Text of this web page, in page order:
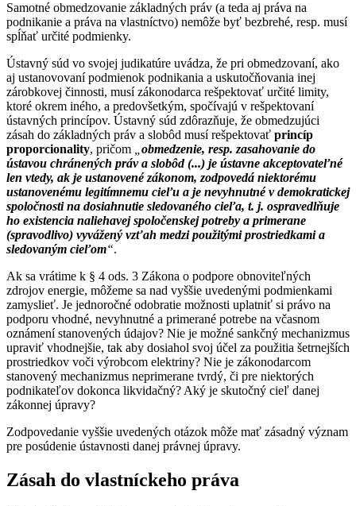
Samotné obmedzovanie základných práv (a teda aj práva na
podnikanie a práva na vlastníctvo) nemôže byť bezbrehé, resp. musí
spĺňať určité podmienky.
Ústavný súd vo svojej judikatúre uvádza, že pri obmedzovaní, ako
aj ustanovovaní podmienok podnikania a uskutočňovania inej
zárobkovej činnosti, musí zákonodarca rešpektovať určité limity,
ktoré okrem iného, a predovšetkým, spočívajú v rešpektovaní
ústavných princípov. Ústavný súd zdôrazňuje, že obmedzujúci
zásah do základných práv a slobôd musí rešpektovať princíp
proporcionality, pričom
obmedzenie, resp. zasahovanie do
ústavou chránených práv a slobôd (...) je ústavne akceptovateľné
len vtedy, ak je ustanovené zákonom, zodpovedá niektorému
ustanovenému legitímnemu cieľu a je nevyhnutné v demokratickej
spoločnosti na dosiahnutie sledovaného cieľa, t. j. ospravedlňuje
ho existencia naliehavej spoločenskej potreby a primerane
(spravodlivo) vyvážený vzťah medzi použitými prostriedkami a
sledovaným cieľom“.
Ak sa vrátime k § 4 ods. 3 Zákona o podpore obnoviteľných
zdrojov energie, môžeme sa nad vyššie uvedenými podmienkami
zamyslieť. Je jednoročné odobratie možnosti uplatniť si právo na
podporu vhodné, nevyhnutné a primerané potrebe na včasnom
oznámení stanovených údajov? Nie je možné sankčný mechanizmus
upraviť vhodnejšie, tak aby dosiahol svoj účel za použitia šetrnejších
prostriedkov voči výrobcom elektriny? Nie je zákonodarcom
stanovený mechanizmus neprimerane tvrdý, či pre niektorých
podnikateľov dokonca likvidačný? Aký je skutočný cieľ danej
zákonnej úpravy?
Zodpovedanie vyššie uvedených otázok môže mať zásadný význam
pre posúdenie ústavnosti danej právnej úpravy.
Zásah do vlastníckeho práva